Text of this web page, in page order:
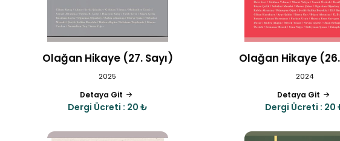
Olağan Hikaye (27. Sayı)
2025
Detaya Git
Dergi Ücreti : 20 ₺
Olağan Hikaye (26.
2024
Detaya Git
Dergi Ücreti : 20